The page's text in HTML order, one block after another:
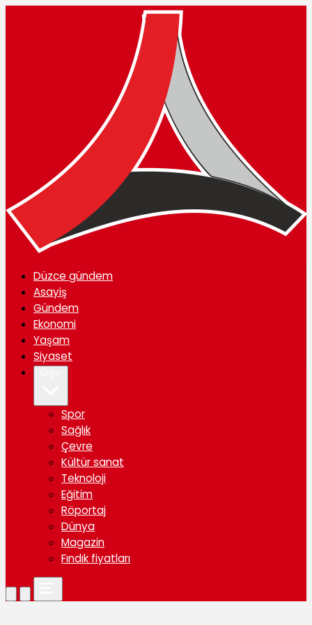
Düzce gündem
Asayiş
Gündem
Ekonomi
Yaşam
Siyaset
Spor
Sağlık
Çevre
Kültür sanat
Teknoloji
Eğitim
Röportaj
Dünya
Magazin
Fındık fiyatları